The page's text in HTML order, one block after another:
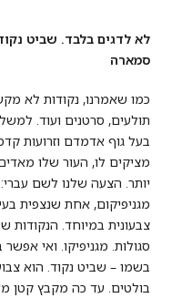
לא לדגים בלבד. שביט
סמארה
כמו שאמרנו, נקודות לא
תולעים, סרטנים ועוד.
בעל גוף אדמדם וזרועות
מציקים לו, העור שלו
יותר. הצעה שלנו לשם
מגניפיקום, אחת שנצפית
צבעונית במיוחד. הנקודות
סגולות. מגניפיקו. ואי
בשמו – שביט נקוד. הוא
בולטים. עד כה מקבץ קטן